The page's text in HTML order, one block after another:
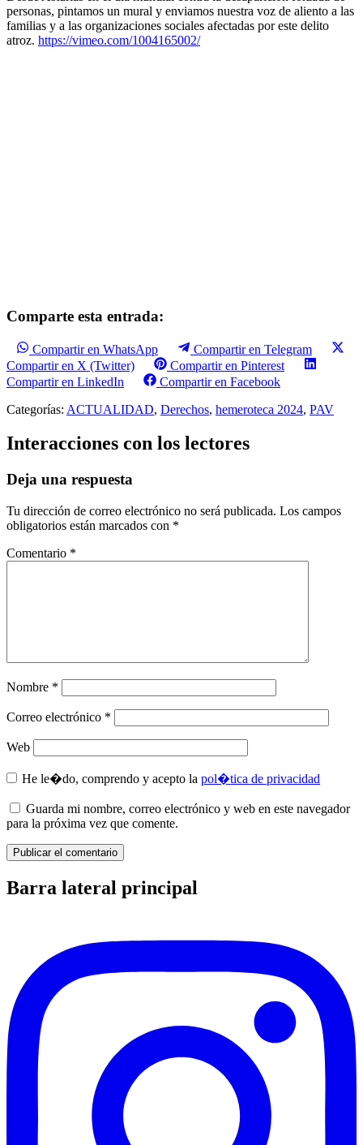
personas, pintamos un mural y enviamos nuestra voz de aliento a las
familias y a las organizaciones sociales afectadas por este delito
atroz. https://vimeo.com/1004165002/
Comparte esta entrada:
Compartir en WhatsApp
Compartir en Telegram
Compartir en X (Twitter)
Compartir en Pinterest
Compartir en LinkedIn
Compartir en Facebook
Categorías: ACTUALIDAD, Derechos, hemeroteca 2024, PAV
Interacciones con los lectores
Deja una respuesta
Tu dirección de correo electrónico no será publicada. Los campos
obligatorios están marcados con *
Comentario *
Nombre *
Correo electrónico *
Web
He le�do, comprendo y acepto la pol�tica de privacidad
Guarda mi nombre, correo electrónico y web en este navegador
para la próxima vez que comente.
Barra lateral principal